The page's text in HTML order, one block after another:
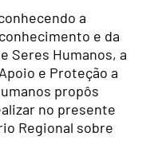
a
e da
Seres Humanos, a
e Proteção a
propôs
no presente
Regional sobre